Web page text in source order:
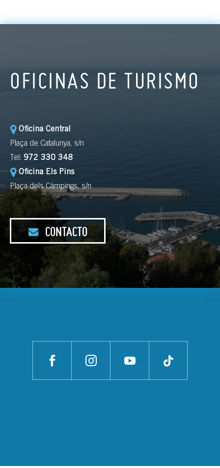
OFICINAS DE TURISMO
Oficina Central
Plaça de Catalunya, s/n
Tel: 972 330 348
Oficina Els Pins
Plaça dels Càmpings, s/n
CONTACTO